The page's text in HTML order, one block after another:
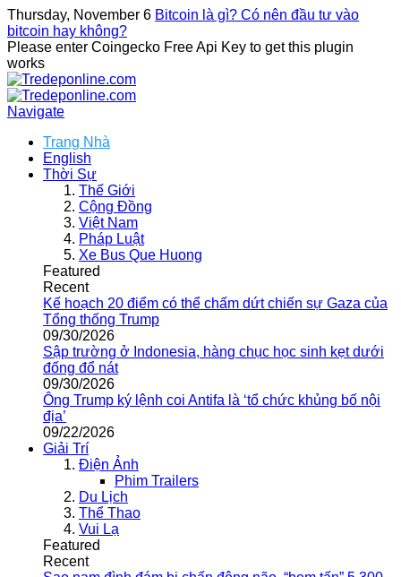
Thursday, November 6 Bitcoin là gì? Có nên đầu tư vào
bitcoin hay không?
Please enter Coingecko Free Api Key to get this plugin
works
Navigate
Trang Nhà
English
Thời Sự
Thế Giới
Cộng Đồng
Việt Nam
Pháp Luật
Xe Bus Que Huong
Featured
Recent
Kế hoạch 20 điểm có thể chấm dứt chiến sự Gaza của
Tổng thống Trump
09/30/2026
Sập trường ở Indonesia, hàng chục học sinh kẹt dưới
đống đổ nát
09/30/2026
Ông Trump ký lệnh coi Antifa là ‘tổ chức khủng bố nội
địa’
09/22/2026
Giải Trí
Điện Ảnh
Phim Trailers
Du Lịch
Thể Thao
Vui Lạ
Featured
Recent